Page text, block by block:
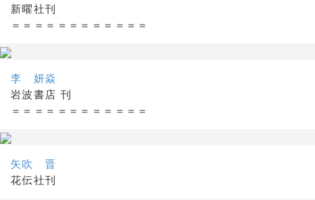
新曜社刊
＝＝＝＝＝＝＝＝＝＝＝＝
李 妍焱
岩波書店 刊
＝＝＝＝＝＝＝＝＝＝＝＝
矢吹 晋
花伝社刊